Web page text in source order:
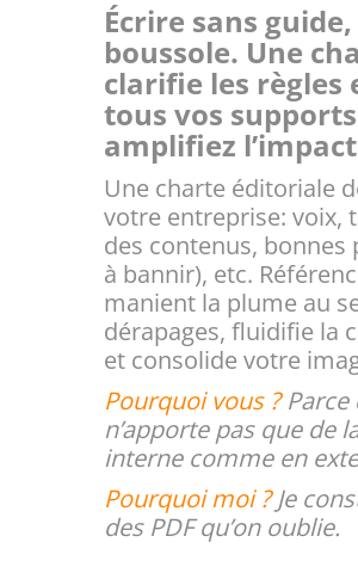
Écrire sans
boussole. Une
clarifie les règles
tous vos
amplifiez
Une charte éditoriale
votre entreprise: voix,
des contenus, bonnes
à bannir), etc.
manient la plume au
dérapages, fluidifie la
et consolide votre
Pourquoi vous ?Parce
n’apporte pas que de
interne comme en
Pourquoi moi ?Je
des PDF qu’on oublie.